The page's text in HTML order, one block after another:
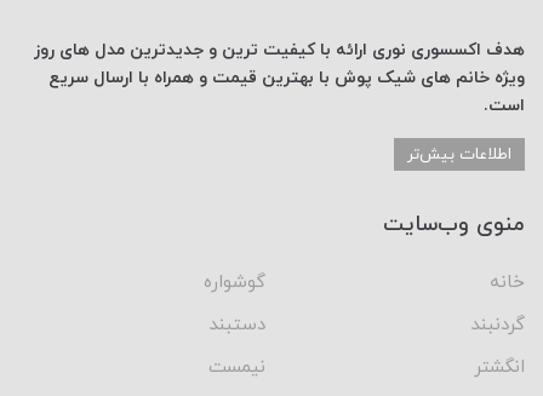
هدف اکسسوری نوری ارائه با کیفیت ترین و جدیدترین مدل های روز
ویژه خانم های شیک پوش با بهترین قیمت و همراه با ارسال سریع
است.
اطلاعات بیش‌تر
منوی وب‌سایت
خانه
گوشواره
گردنبند
دستبند
انگشتر
نیمست